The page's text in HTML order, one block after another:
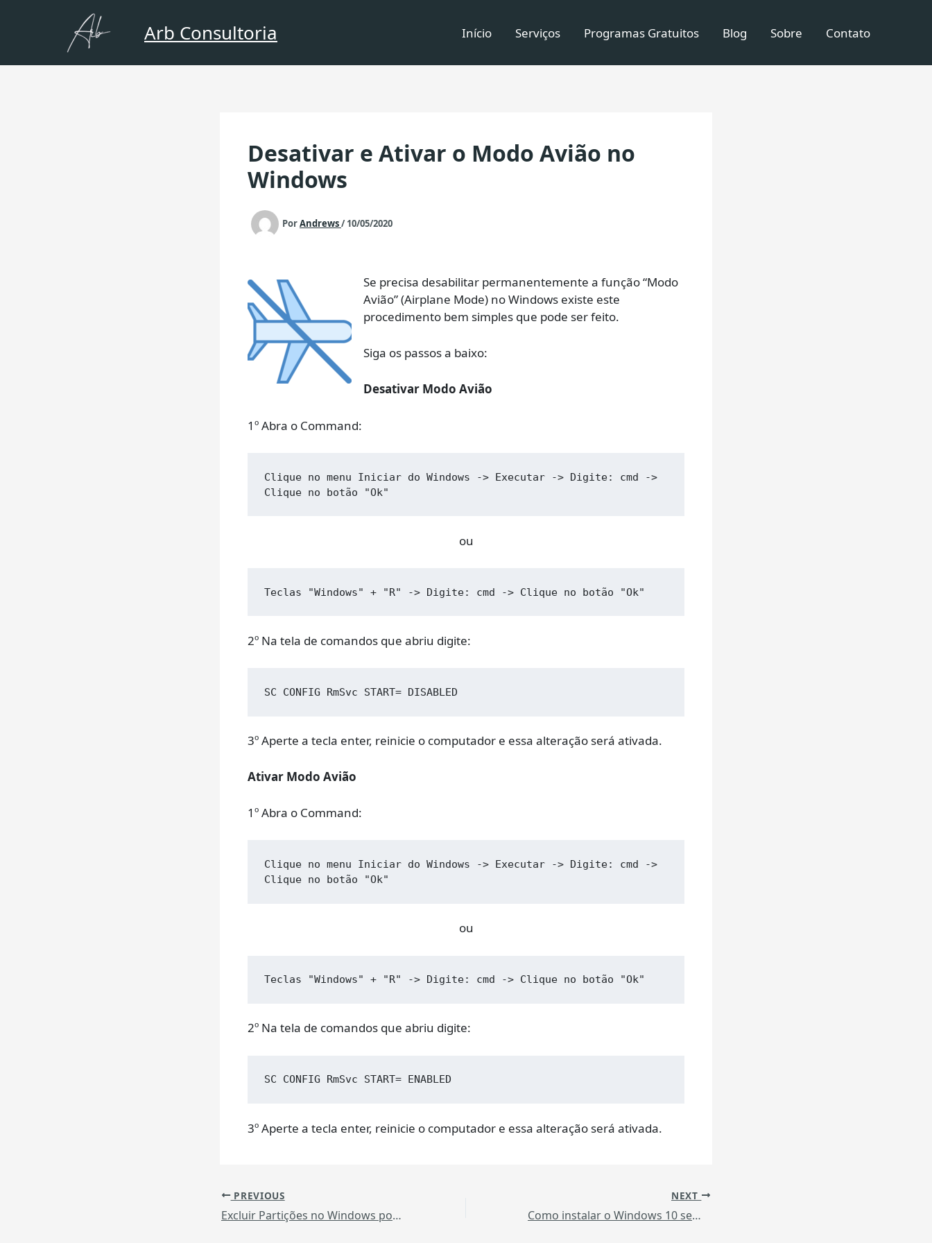
Arb Consultoria Início Serviços Programas Gratuitos Blog Sobre Contato
Desativar e Ativar o Modo Avião no
Windows
PorAndrews/ 10/05/2020
Se precisa desabilitar permanentemente a função “Modo
Avião” (Airplane Mode) no Windows existe este
procedimento bem simples que pode ser feito.
Siga os passos a baixo:
Desativar Modo Avião
1º Abra o Command:
Clique no menu Iniciar do Windows -> Executar -> Digite: cmd ->
Clique no botão "Ok"
ou
Teclas "Windows" + "R" -> Digite: cmd -> Clique no botão "Ok"
2º Na tela de comandos que abriu digite:
SC CONFIG RmSvc START= DISABLED
3º Aperte a tecla enter, reinicie o computador e essa alteração será ativada.
Ativar Modo Avião
1º Abra o Command:
Clique no menu Iniciar do Windows -> Executar -> Digite: cmd ->
Clique no botão "Ok"
ou
Teclas "Windows" + "R" -> Digite: cmd -> Clique no botão "Ok"
2º Na tela de comandos que abriu digite:
SC CONFIG RmSvc START= ENABLED
3º Aperte a tecla enter, reinicie o computador e essa alteração será ativada.
PREVIOUS
Excluir Partições no Windows por Comando
NEXT
Como instalar o Windows 10 sem uma conta Microsoft